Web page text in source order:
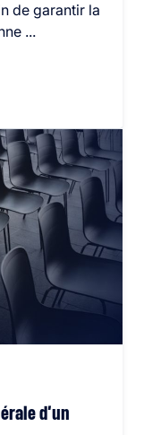
de garantir la
...
d’un